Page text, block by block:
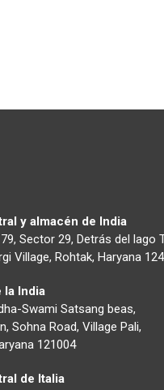
y almacén de India
Sector 29, Detrás del lago
Village, Rohtak, Haryana
la India
Swami Satsang beas,
Sohna Road, Village Pali,
121004
de Italia